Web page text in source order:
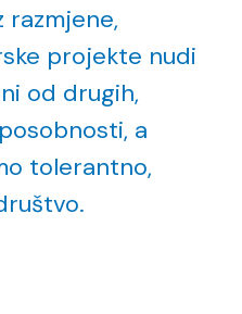
razmjene,
projekte nudi
od drugih,
a
tolerantno,